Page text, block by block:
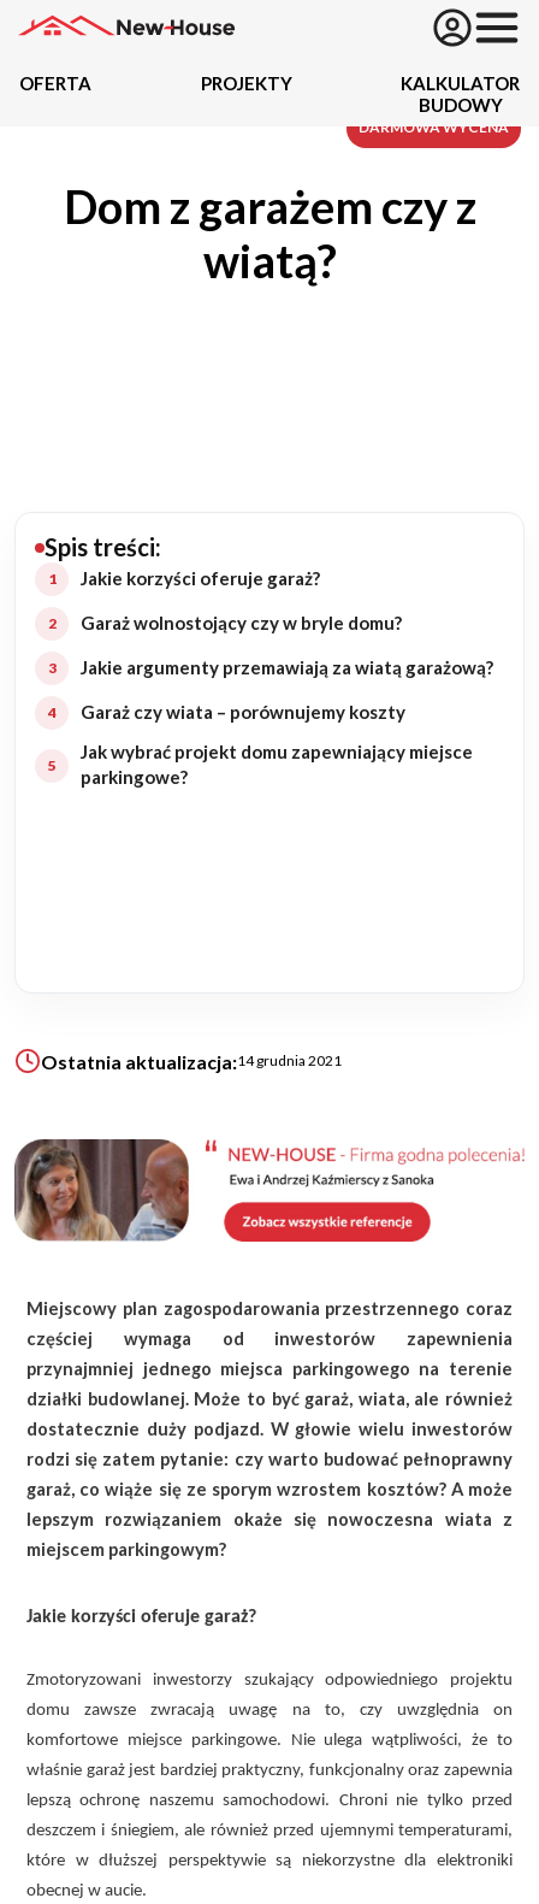
Oferta
Budowa domu
Rozbudowa
Remonty
Ogrody
KALKULATOR BUDOWY
BLOG
O NAS
KONAKT
ZAPISZ SIĘ
OFERTA PROJEKTY
KALKULATOR
BUDOWY
Dom z garażem czy z
wiatą?
Spis treści:
Jakie korzyści oferuje garaż?
Garaż wolnostojący czy w bryle domu?
Jakie argumenty przemawiają za wiatą garażową?
Garaż czy wiata – porównujemy koszty
Jak wybrać projekt domu zapewniający miejsce
parkingowe?
Ostatnia aktualizacja:14 grudnia 2021
Miejscowy plan zagospodarowania przestrzennego coraz
częściej wymaga od inwestorów zapewnienia
przynajmniej jednego miejsca parkingowego na terenie
działki budowlanej. Może to być garaż, wiata, ale również
dostatecznie duży podjazd. W głowie wielu inwestorów
rodzi się zatem pytanie: czy warto budować pełnoprawny
garaż, co wiąże się ze sporym wzrostem kosztów? A może
lepszym rozwiązaniem okaże się nowoczesna wiata z
miejscem parkingowym?
Jakie korzyści oferuje garaż?
Zmotoryzowani inwestorzy szukający odpowiedniego projektu
domu zawsze zwracają uwagę na to, czy uwzględnia on
komfortowe miejsce parkingowe. Nie ulega wątpliwości, że to
właśnie garaż jest bardziej praktyczny, funkcjonalny oraz zapewnia
lepszą ochronę naszemu samochodowi. Chroni nie tylko przed
deszczem i śniegiem, ale również przed ujemnymi temperaturami,
które w dłuższej perspektywie są niekorzystne dla elektroniki
obecnej w aucie.
DARMOWA WYCENA